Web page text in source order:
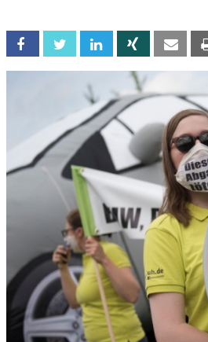
Facebook Twitter Linkedin Xing